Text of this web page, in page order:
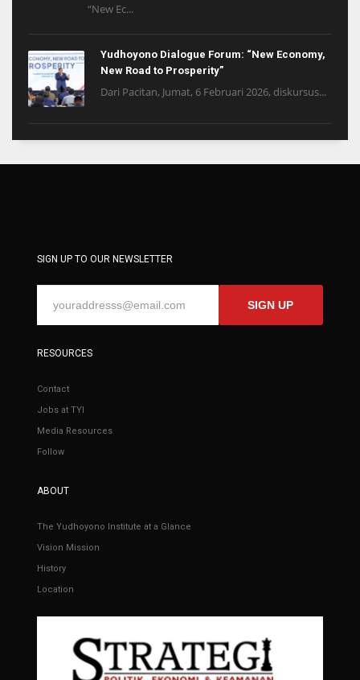
“New Ec...
Yudhoyono Dialogue Forum: “New Economy,
New Road to Prosperity”
Dari Pacitan, Jumat, 6 Februari 2026, diskursus...
SIGN UP TO OUR NEWSLETTER
SIGN UP
RESOURCES
Contact
Jobs at TYI
Media Resources
Follow
ABOUT
The Yudhoyono Institute at a Glance
Vision Mission
History
Location